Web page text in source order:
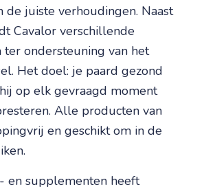
de juiste verhoudingen. Naast
Cavalor verschillende
ondersteuning van het
Het doel: je paard gezond
op elk gevraagd moment
Alle producten van
en geschikt om in de
en supplementen heeft